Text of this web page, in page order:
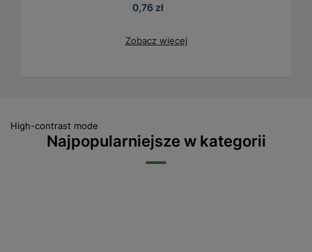
0,76 zł
Zobacz więcej
High-contrast mode
Najpopularniejsze w kategorii